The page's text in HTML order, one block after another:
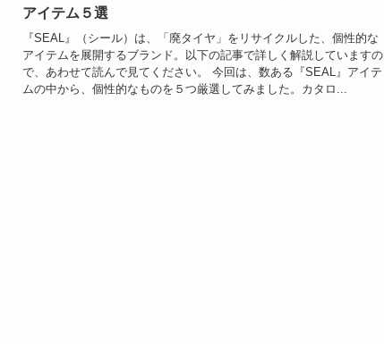
アイテム５選
『SEAL』（シール）は、「廃タイヤ」をリサイクルした、個性的な
アイテムを展開するブランド。以下の記事で詳しく解説していますの
で、あわせて読んで見てください。 今回は、数ある『SEAL』アイテ
ムの中から、個性的なものを５つ厳選してみました。カタロ...